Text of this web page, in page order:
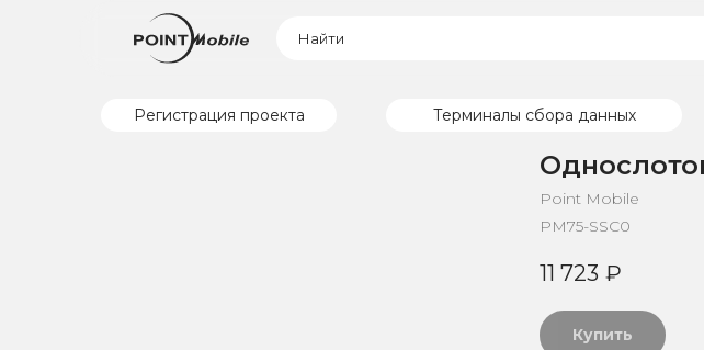
Регистрация проекта Терминалы сбора данных
Point Mobile
PM75-SSC0
11 723 ₽
Купить